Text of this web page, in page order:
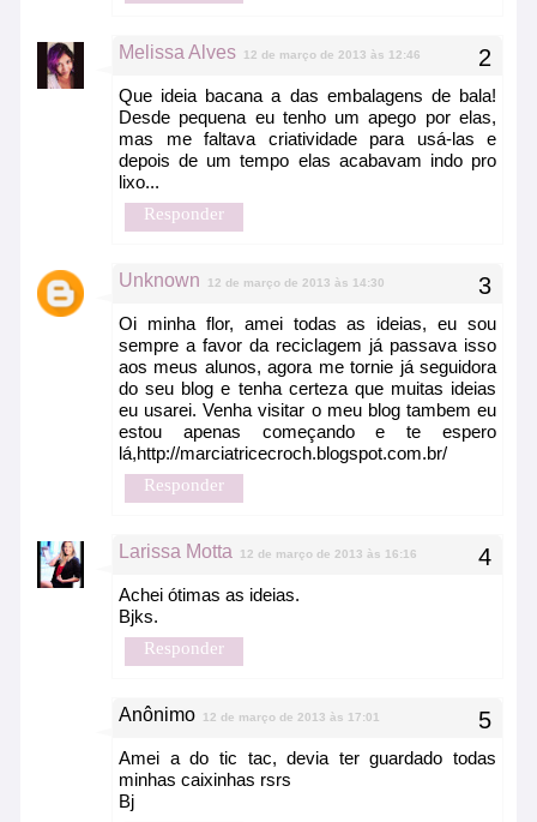
Melissa Alves 12 de março de 2013 às 12:46
Que ideia bacana a das embalagens de bala!
Desde pequena eu tenho um apego por elas,
mas me faltava criatividade para usá-las e
depois de um tempo elas acabavam indo pro
lixo...
Responder
Unknown 12 de março de 2013 às 14:30
Oi minha flor, amei todas as ideias, eu sou
sempre a favor da reciclagem já passava isso
aos meus alunos, agora me tornie já seguidora
do seu blog e tenha certeza que muitas ideias
eu usarei. Venha visitar o meu blog tambem eu
estou apenas começando e te espero
lá,http://marciatricecroch.blogspot.com.br/
Responder
Larissa Motta 12 de março de 2013 às 16:16
Achei ótimas as ideias.
Bjks.
Responder
Anônimo 12 de março de 2013 às 17:01
Amei a do tic tac, devia ter guardado todas
minhas caixinhas rsrs
Bj